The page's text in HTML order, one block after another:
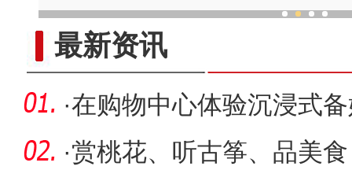
最新资讯
·在购物中心体验沉浸式
·赏桃花、听古筝、品美